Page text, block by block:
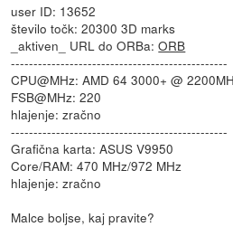
user ID: 13652
število točk: 20300 3D marks
_aktiven_ URL do ORBa:ORB
------------------------------------------------
CPU@MHz: AMD 64 3000+ @
FSB@MHz: 220
hlajenje: zračno
------------------------------------------------
Grafična karta: ASUS V9950
Core/RAM: 470 MHz/972 MHz
hlajenje: zračno
Malce boljse, kaj pravite?